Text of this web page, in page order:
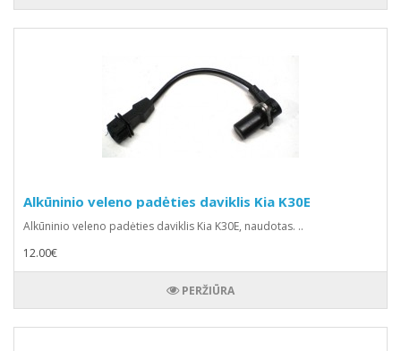
Alkūninio veleno padėties daviklis Kia K30E
Alkūninio veleno padėties daviklis Kia K30E, naudotas. ..
12.00€
PERŽIŪRA